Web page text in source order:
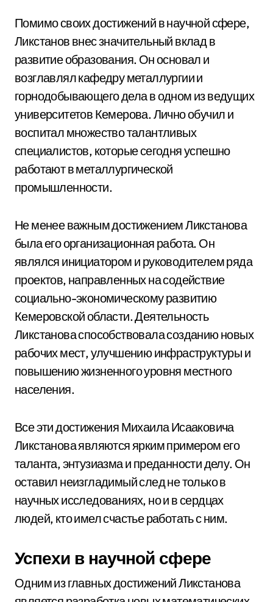
Помимо своих достижений в научной сфере,
Ликстанов внес значительный вклад в
развитие образования. Он основал и
возглавлял кафедру металлургии и
горнодобывающего дела в одном из ведущих
университетов Кемерова. Лично обучил и
воспитал множество талантливых
специалистов, которые сегодня успешно
работают в металлургической
промышленности.
Не менее важным достижением Ликстанова
была его организационная работа. Он
являлся инициатором и руководителем ряда
проектов, направленных на содействие
социально-экономическому развитию
Кемеровской области. Деятельность
Ликстанова способствовала созданию новых
рабочих мест, улучшению инфраструктуры и
повышению жизненного уровня местного
населения.
Все эти достижения Михаила Исааковича
Ликстанова являются ярким примером его
таланта, энтузиазма и преданности делу. Он
оставил неизгладимый след не только в
научных исследованиях, но и в сердцах
людей, кто имел счастье работать с ним.
Успехи в научной сфере
Одним из главных достижений Ликстанова